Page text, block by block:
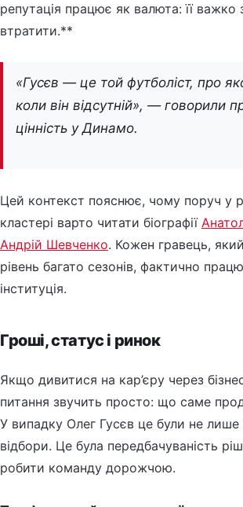
репутація працює як валюта: її важко
втратити.**
«Гусєв — це той футболіст, про
коли він відсутній», — говорили
цінність у Динамо.
Цей контекст пояснює, чому поруч у
кластері варто читати біографії
Андрій Шевченко. Кожен гравець,
рівень багато сезонів, фактично
інституція.
Гроші, статус і ринок
Якщо дивитися на кар’єру через
питання звучить просто: що саме
У випадку Олег Гусєв це були не лише
відбори. Це була передбачуваність
робити команду дорожчою.